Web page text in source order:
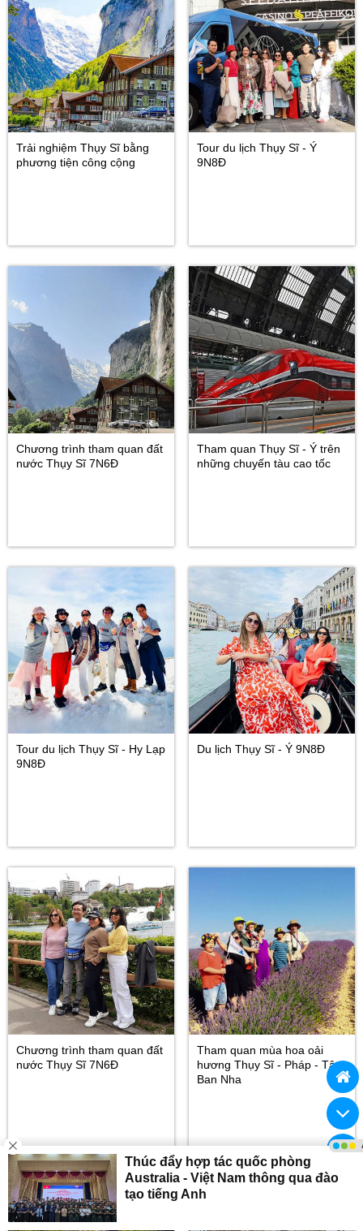
Trải nghiệm Thụy Sĩ bằng
phương tiện công cộng
Tour du lịch Thụy Sĩ - Ý
9N8Đ
Chương trình tham quan đất
nước Thụy Sĩ 7N6Đ
Tham quan Thụy Sĩ - Ý trên
những chuyến tàu cao tốc
Tour du lịch Thụy Sĩ - Hy Lạp
9N8Đ
Du lịch Thụy Sĩ - Ý 9N8Đ
Chương trình tham quan đất
nước Thụy Sĩ 7N6Đ
Tham quan mùa hoa oải
hương Thụy Sĩ - Pháp - Tây
Ban Nha